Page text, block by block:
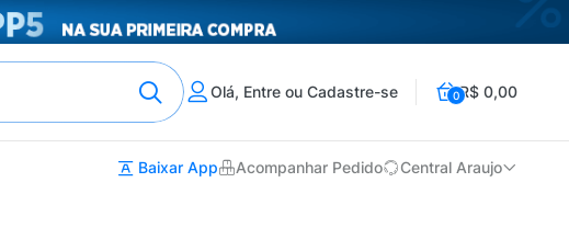
Olá, Entre ou Cadastre-se 0R$ 0,00
Baixar App Acompanhar Pedido Central Araujo